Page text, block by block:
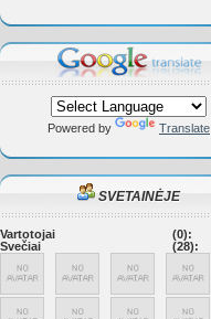
Powered by Translate
SVETAINĖJE
Vartotojai
(0):
Svečiai
(28):